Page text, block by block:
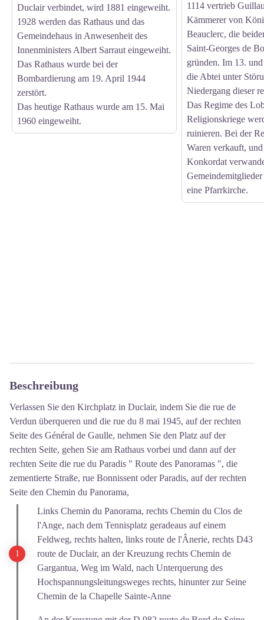
Duclair verbindet, wird 1881 eingeweiht.
1928 werden das Rathaus und das
Gemeindehaus in Anwesenheit des
Innenministers Albert Sarraut eingeweiht.
Das Rathaus wurde bei der
Bombardierung am 19. April 1944
zerstört.
Das heutige Rathaus wurde am 15. Mai
1960 eingeweiht.
1114 vertrieb
Kämmerer von
Beauclerc, die
Saint-Georges de
gründen. Im 13.
die Abtei unter
Niedergang dieser
Das Regime des
Religionskriege
ruinieren. Bei der
Waren verkauft,
Konkordat
eine Pfarrkirche.
Beschreibung
Verlassen Sie den Kirchplatz in Duclair, indem Sie die rue de
Verdun überqueren und die rue du 8 mai 1945, auf der rechten
Seite des Général de Gaulle, nehmen Sie den Platz auf der
rechten Seite, gehen Sie am Rathaus vorbei und dann auf der
rechten Seite die rue du Paradis " Route des Panoramas ", die
zementierte Straße, rue Bonnissent oder Paradis, auf der rechten
Seite den Chemin du Panorama,
Links Chemin du Panorama, rechts Chemin du Clos de
l'Ange, nach dem Tennisplatz geradeaus auf einem
Feldweg, rechts halten, links route de l'Ânerie, rechts D43
route de Duclair, an der Kreuzung rechts Chemin de
Gargantua, Weg im Wald, nach Unterquerung des
Hochspannungsleitungsweges rechts, hinunter zur Seine
Chemin de la Chapelle Sainte-Anne